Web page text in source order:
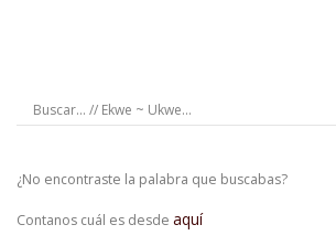
¿No encontraste la palabra que buscabas?
Contanos cuál es desde aquí